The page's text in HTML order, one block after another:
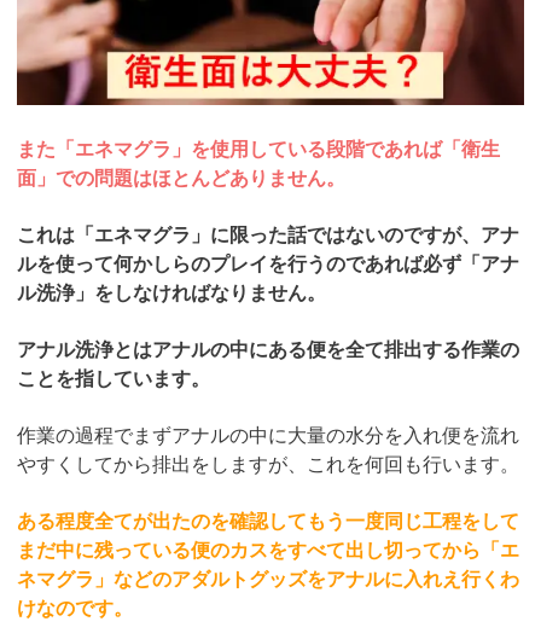
また「エネマグラ」を使用している段階であれば「衛生
面」での問題はほとんどありません。
これは「エネマグラ」に限った話ではないのですが、アナ
ルを使って何かしらのプレイを行うのであれば必ず「アナ
ル洗浄」をしなければなりません。
アナル洗浄とはアナルの中にある便を全て排出する作業の
ことを指しています。
作業の過程でまずアナルの中に大量の水分を入れ便を流れ
やすくしてから排出をしますが、これを何回も行います。
ある程度全てが出たのを確認してもう一度同じ工程をして
まだ中に残っている便のカスをすべて出し切ってから「エ
ネマグラ」などのアダルトグッズをアナルに入れえ行くわ
けなのです。